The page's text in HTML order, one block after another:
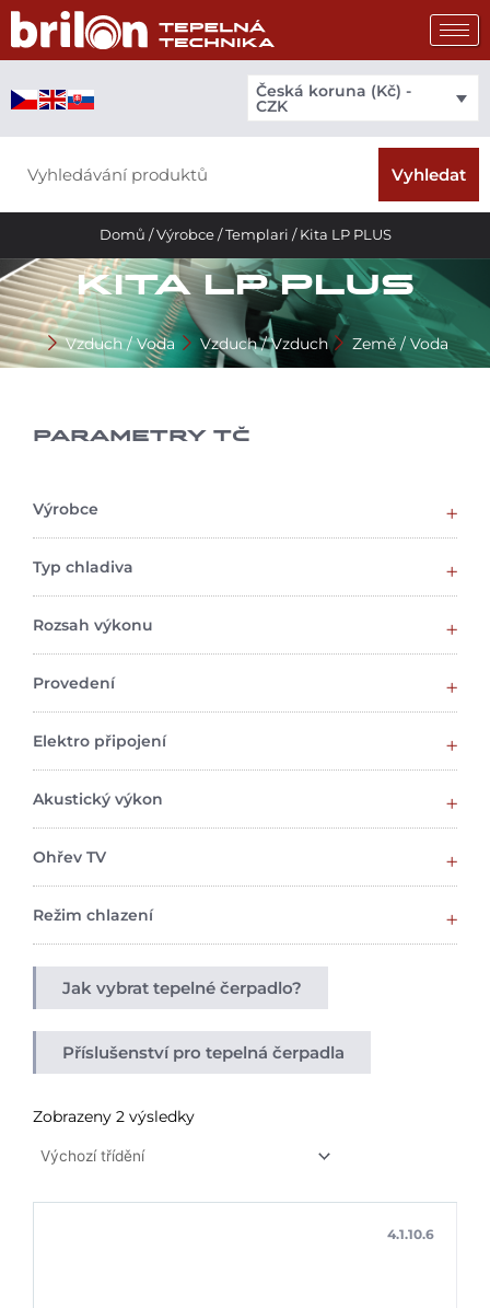
Přeskočit
obsah
Česká koruna (Kč) -
CZK
Vyhledat
Domů /Výrobce/Templari / Kita LP PLUS
KITA LP PLUS
Vzduch / Voda Vzduch / Vzduch Země / Voda
PARAMETRY TČ
Výrobce
Typ chladiva
Rozsah výkonu
Provedení
Elektro připojení
Akustický výkon
Ohřev TV
Režim chlazení
Jak vybrat tepelné čerpadlo?
Příslušenství pro tepelná čerpadla
Zobrazeny 2 výsledky
4.1.10.6